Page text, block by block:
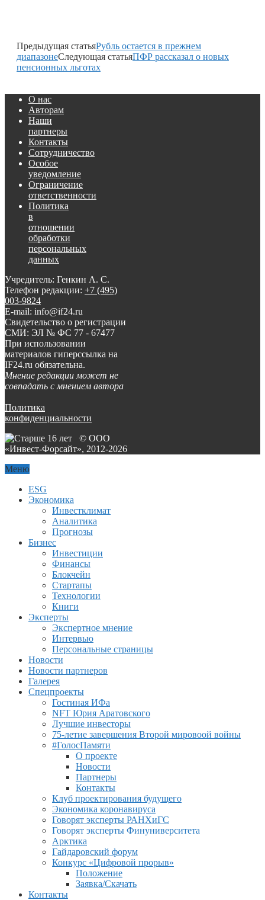
Предыдущая статьяРубль остается в прежнем
диапазонеСледующая статьяПФР рассказал о новых
пенсионных льготах
О нас
Авторам
Наши
партнеры
Контакты
Сотрудничество
Особое
уведомление
Ограничение
ответственности
Политика
в
отношении
обработки
персональных
данных
Учредитель: Генкин А. С.
Телефон редакции: +7 (495)
003-9824
E-mail: info@if24.ru
Свидетельство о регистрации
СМИ: ЭЛ № ФС 77 - 67477
При использовании
материалов гиперссылка на
IF24.ru обязательна.
Мнение редакции может не
совпадать с мнением автора
Политика
конфиденциальности
© ООО
«Инвест-Форсайт», 2012-2026
Меню
ESG
Экономика
Инвестклимат
Аналитика
Прогнозы
Бизнес
Инвестиции
Финансы
Блокчейн
Стартапы
Технологии
Книги
Эксперты
Экспертное мнение
Интервью
Персональные страницы
Новости
Новости партнеров
Галерея
Спецпроекты
Гостиная ИФа
NFT Юрия Аратовского
Лучшие инвесторы
75-летие завершения Второй мировоой войны
#ГолосПамяти
О проекте
Новости
Партнеры
Контакты
Клуб проектирования будущего
Экономика коронавируса
Говорят эксперты РАНХиГС
Говорят эксперты Финуниверситета
Арктика
Гайдаровский форум
Конкурс «Цифровой прорыв»
Положение
Заявка/Скачать
Контакты